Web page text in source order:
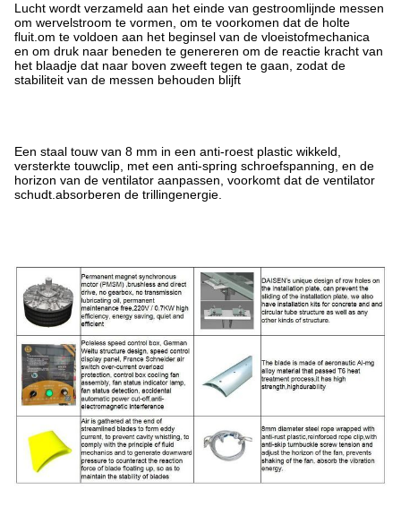
Lucht wordt verzameld aan het einde van gestroomlijnde messen
om wervelstroom te vormen, om te voorkomen dat de holte
fluit.om te voldoen aan het beginsel van de vloeistofmechanica
en om druk naar beneden te genereren om de reactie kracht van
het blaadje dat naar boven zweeft tegen te gaan, zodat de
stabiliteit van de messen behouden blijft
Een staal touw van 8 mm in een anti-roest plastic wikkeld,
versterkte touwclip, met een anti-spring schroefspanning, en de
horizon van de ventilator aanpassen, voorkomt dat de ventilator
schudt.absorberen de trillingenergie.